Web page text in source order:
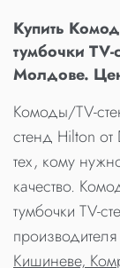
Купить
тумбочки
Молдове.
Комоды/TV-
стенд Hilton
тех, кому
качество.
тумбочки TV-
Кишиневе,